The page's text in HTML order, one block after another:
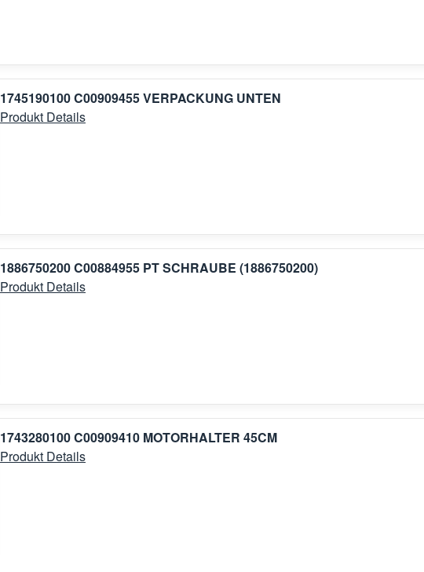
1745190100 C00909455 VERPACKUNG UNTEN
Produkt Details
1886750200 C00884955 PT SCHRAUBE (1886750200)
Produkt Details
1743280100 C00909410 MOTORHALTER 45CM
Produkt Details